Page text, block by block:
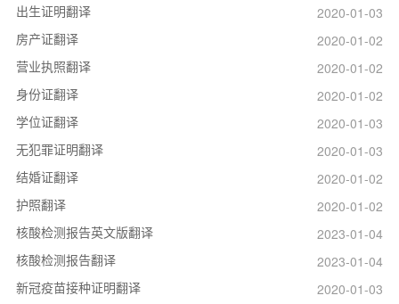
出生证明翻译
2020-01-03
房产证翻译
2020-01-02
营业执照翻译
2020-01-02
身份证翻译
2020-01-02
学位证翻译
2020-01-03
无犯罪证明翻译
2020-01-03
结婚证翻译
2020-01-02
护照翻译
2020-01-02
核酸检测报告英文版翻译
2023-01-04
核酸检测报告翻译
2023-01-04
新冠疫苗接种证明翻译
2020-01-03